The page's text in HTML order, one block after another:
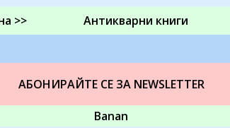
>>
Антикварни книги
АБОНИРАЙТЕ СЕ ЗА NEWSLETTER
Banan